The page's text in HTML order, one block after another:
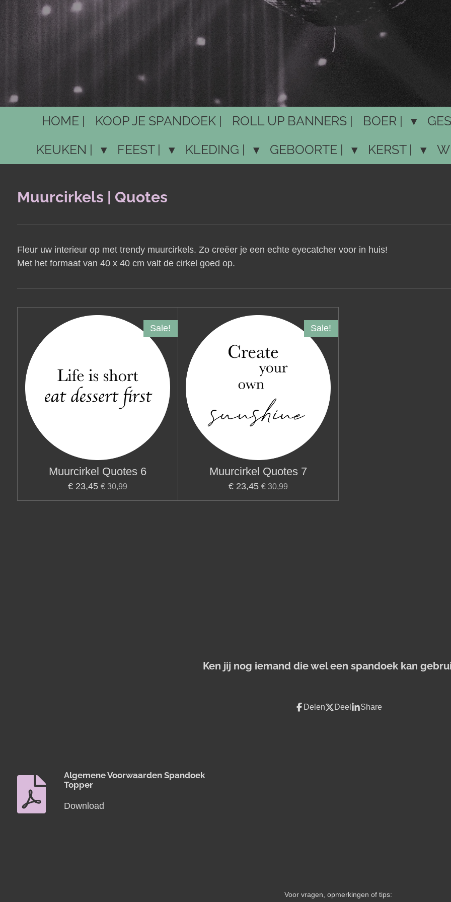
HOME | KOOP JE SPANDOEK | ROLL UP BANNERS | BOER |
KEUKEN |
FEEST | KLEDING | GEBOORTE | KERST |
Muurcirkels | Quotes
Fleur uw interieur op met trendy muurcirkels. Zo creëer je een echte eyecatcher voor in huis!
Met het formaat van 40 x 40 cm valt de cirkel goed op.
Sale!
Muurcirkel Quotes 6
€ 23,45 € 30,99
Sale!
Muurcirkel Quotes 7
€ 23,45 € 30,99
Ken jij nog iemand die wel een spandoek kan
Delen Deel Share
Algemene Voorwaarden Spandoek
Topper
Download
Voor vragen, opmerkingen of tips: